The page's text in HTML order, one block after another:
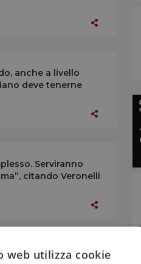
anche a livello
deve tenerne
Serviranno
citando Veronelli
le denominazioni
web utilizza cookie